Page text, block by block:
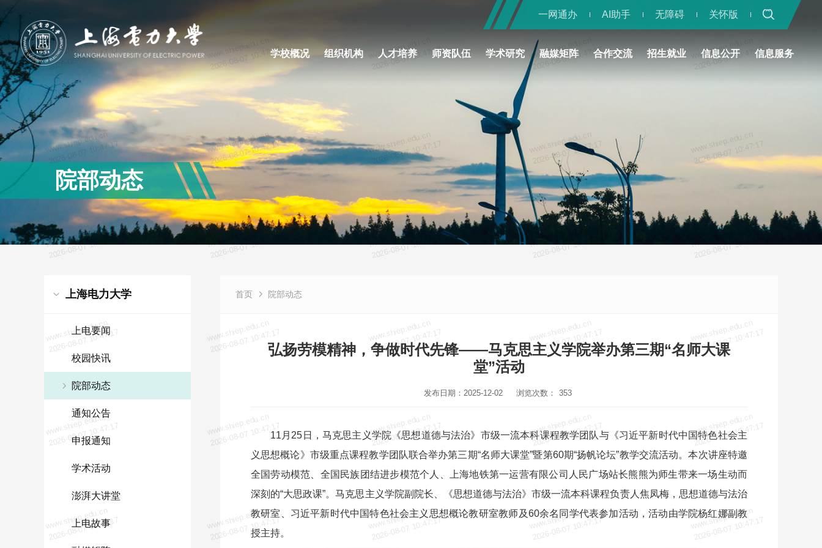
www.shiep.edu.cn
2026-08-07 10:47:17 www.shiep.edu.cn
2026-08-07 10:47:17 www.shiep.edu.cn
2026-08-07 10:47:17 www.shiep.edu.cn
2026-08-07 10:47:17 www.shiep.edu.cn
2026-08-07 10:47:17
www.shiep.edu.cn
2026-08-07 10:47:17 www.shiep.edu.cn
2026-08-07 10:47:17 www.shiep.edu.cn
2026-08-07 10:47:17 www.shiep.edu.cn
2026-08-07 10:47:17 www.shiep.edu.cn
2026-08-07 10:47:17
www.shiep.edu.cn
2026-08-07 10:47:17 www.shiep.edu.cn
2026-08-07 10:47:17 www.shiep.edu.cn
2026-08-07 10:47:17 www.shiep.edu.cn
2026-08-07 10:47:17 www.shiep.edu.cn
2026-08-07 10:47:17
www.shiep.edu.cn
2026-08-07 10:47:17 www.shiep.edu.cn
2026-08-07 10:47:17 www.shiep.edu.cn
2026-08-07 10:47:17 www.shiep.edu.cn
2026-08-07 10:47:17 www.shiep.edu.cn
2026-08-07 10:47:17
www.shiep.edu.cn
2026-08-07 10:47:17 www.shiep.edu.cn
2026-08-07 10:47:17 www.shiep.edu.cn
2026-08-07 10:47:17 www.shiep.edu.cn
2026-08-07 10:47:17 www.shiep.edu.cn
2026-08-07 10:47:17
www.shiep.edu.cn
2026-08-07 10:47:17 www.shiep.edu.cn
2026-08-07 10:47:17 www.shiep.edu.cn
2026-08-07 10:47:17 www.shiep.edu.cn
2026-08-07 10:47:17 www.shiep.edu.cn
2026-08-07 10:47:17
关怀版
无障碍
AI助手
一网通办
学校概况 组织机构 人才培养 师资队伍 学术研究 融媒矩阵 合作交流 招生就业 信息公开 信息服务
院部动态
上海电力大学
上电要闻
校园快讯
院部动态
通知公告
申报通知
学术活动
澎湃大讲堂
上电故事
首页 院部动态
弘扬劳模精神，争做时代先锋——马克思主义学院举办第三期“名师大课
堂”活动
发布日期：2025-12-02 浏览次数： 353
11月25日，马克思主义学院《思想道德与法治》市级一流本科课程教学团队与《习近平新时代中国特色社会主
义思想概论》市级重点课程教学团队联合举办第三期“名师大课堂”暨第60期“扬帆论坛”教学交流活动。本次讲座特邀
全国劳动模范、全国民族团结进步模范个人、上海地铁第一运营有限公司人民广场站长熊熊为师生带来一场生动而
深刻的“大思政课”。马克思主义学院副院长、《思想道德与法治》市级一流本科课程负责人焦凤梅，思想道德与法治
教研室、习近平新时代中国特色社会主义思想概论教研室教师及60余名同学代表参加活动，活动由学院杨红娜副教
授主持。